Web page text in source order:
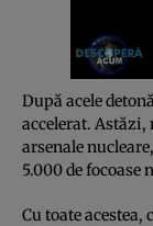
După acele
accelerat.
arsenale
5.000 de focoase
Cu toate